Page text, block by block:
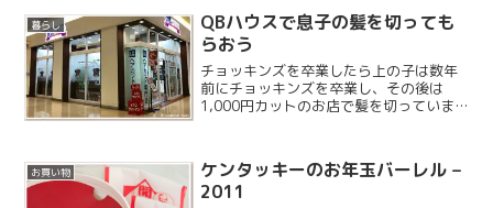
暮らし
QBハウスで息子の髪を切っても
らおう
チョッキンズを卒業したら上の子は数年
前にチョッキンズを卒業し、その後は
1,000円カットのお店で髪を切っていま
他にも2ヶ所くらい馴染みのお店がありま
す。昔は小学校の近...
お買い物
ケンタッキーのお年玉バーレル –
2011